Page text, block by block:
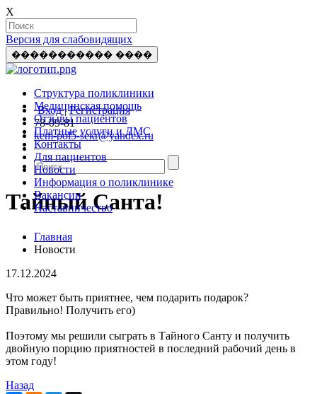
X
Версия для слабовидящих
����������� ����
Структура поликлиники
Медицинская помощь
Отзывы пациентов
Платные услуги и ДМС
Контакты
Для пациентов
Новости
Информация о поликлинике
Вакансии
Наставничество
Вход |Регистрация
78-09-81
kem-pol5-sekr@yandex.ru
Тайный Санта!
Главная
Новости
17.12.2024
Что может быть приятнее, чем подарить подарок?
Правильно! Получить его)
Поэтому мы решили сыграть в Тайного Санту и получить
двойную порцию приятностей в последний рабочий день в
этом году!
Назад